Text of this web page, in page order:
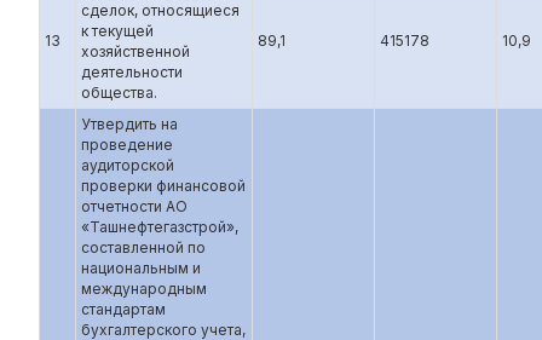
13
сделок, относящиеся
к текущей
хозяйственной
деятельности
общества.
89,1 415178 10,9
Утвердить на
проведение
аудиторской
проверки финансовой
отчетности АО
«Ташнефтегазстрой»,
составленной по
национальным и
международным
стандартам
бухгалтерского учета,